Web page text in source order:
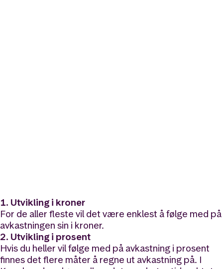
1. Utvikling i kroner
For de aller fleste vil det være enklest å følge med på
avkastningen sin i kroner.
2. Utvikling i prosent
Hvis du heller vil følge med på avkastning i prosent
finnes det flere måter å regne ut avkastning på. I